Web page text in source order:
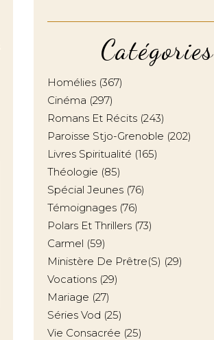
Catégories
Homélies (367)
Cinéma (297)
Romans Et Récits (243)
Paroisse Stjo-Grenoble (202)
Livres Spiritualité (165)
Théologie (85)
Spécial Jeunes (76)
Témoignages (76)
Polars Et Thrillers (73)
Carmel (59)
Ministère De Prêtre(s) (29)
Vocations (29)
Mariage (27)
Séries Vod (25)
Vie Consacrée (25)